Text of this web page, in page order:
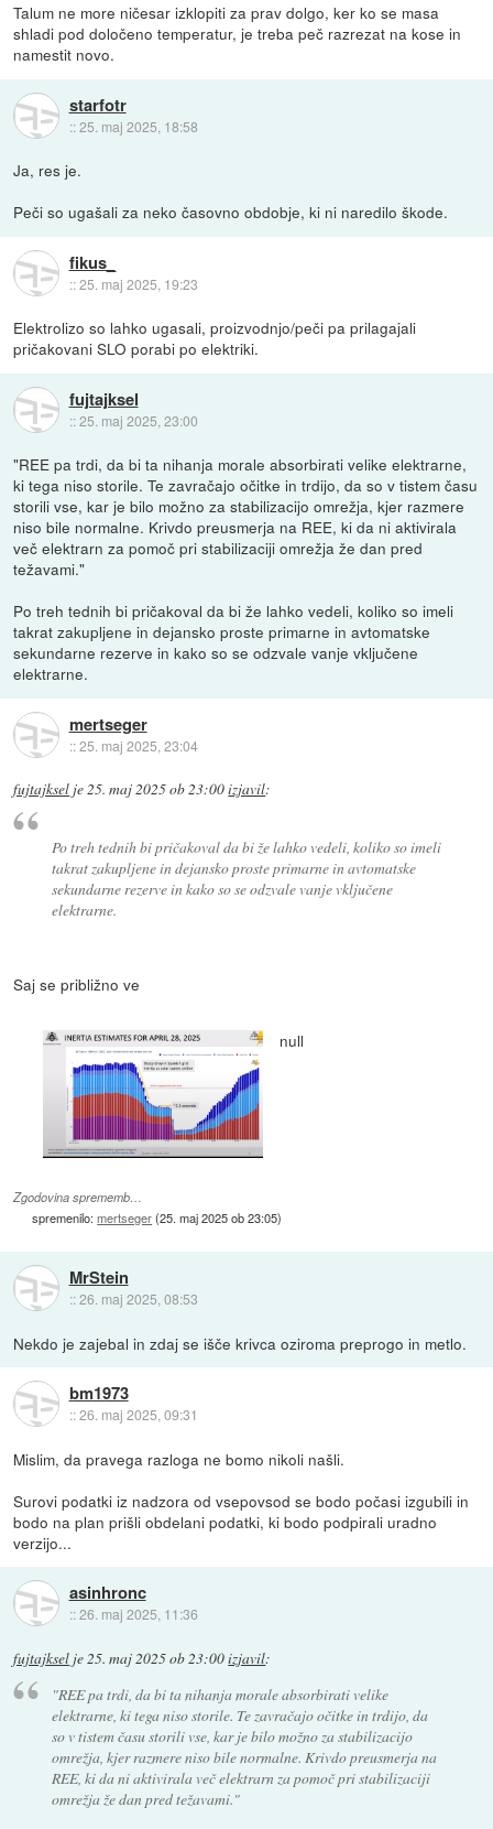
Talum ne more ničesar izklopiti za prav dolgo, ker ko se masa
shladi pod določeno temperatur, je treba peč razrezat na kose in
namestit novo.
starfotr
::25. maj 2025, 18:58
Ja, res je.
Peči so ugašali za neko časovno obdobje, ki ni naredilo škode.
fikus_
::25. maj 2025, 19:23
Elektrolizo so lahko ugasali, proizvodnjo/peči pa prilagajali
pričakovani SLO porabi po elektriki.
fujtajksel
::25. maj 2025, 23:00
"REE pa trdi, da bi ta nihanja morale absorbirati velike elektrarne,
ki tega niso storile. Te zavračajo očitke in trdijo, da so v tistem času
storili vse, kar je bilo možno za stabilizacijo omrežja, kjer razmere
niso bile normalne. Krivdo preusmerja na REE, ki da ni aktivirala
več elektrarn za pomoč pri stabilizaciji omrežja že dan pred
težavami."
Po treh tednih bi pričakoval da bi že lahko vedeli, koliko so imeli
takrat zakupljene in dejansko proste primarne in avtomatske
sekundarne rezerve in kako so se odzvale vanje vključene
elektrarne.
mertseger
::25. maj 2025, 23:04
fujtajksel je25. maj 2025 ob 23:00izjavil:
Po treh tednih bi pričakoval da bi že lahko vedeli, koliko so imeli
takrat zakupljene in dejansko proste primarne in avtomatske
sekundarne rezerve in kako so se odzvale vanje vključene
elektrarne.
Saj se približno ve
null
Zgodovina sprememb…
spremenilo:mertseger(25. maj 2025 ob 23:05)
MrStein
::26. maj 2025, 08:53
Nekdo je zajebal in zdaj se išče krivca oziroma preprogo in metlo.
bm1973
::26. maj 2025, 09:31
Mislim, da pravega razloga ne bomo nikoli našli.
Surovi podatki iz nadzora od vsepovsod se bodo počasi izgubili in
bodo na plan prišli obdelani podatki, ki bodo podpirali uradno
verzijo...
asinhronc
::26. maj 2025, 11:36
fujtajksel je25. maj 2025 ob 23:00izjavil:
"REE pa trdi, da bi ta nihanja morale absorbirati velike
elektrarne, ki tega niso storile. Te zavračajo očitke in trdijo, da
so v tistem času storili vse, kar je bilo možno za stabilizacijo
omrežja, kjer razmere niso bile normalne. Krivdo preusmerja na
REE, ki da ni aktivirala več elektrarn za pomoč pri stabilizaciji
omrežja že dan pred težavami."